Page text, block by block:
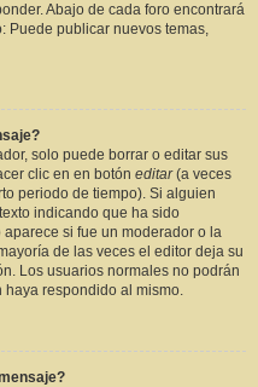
Abajo de cada foro encontrará
Puede publicar nuevos temas,
solo puede borrar o editar sus
clic en en botón editar(a veces
periodo de tiempo). Si alguien
indicando que ha sido
si fue un moderador o la
de las veces el editor deja su
Los usuarios normales no podrán
haya respondido al mismo.